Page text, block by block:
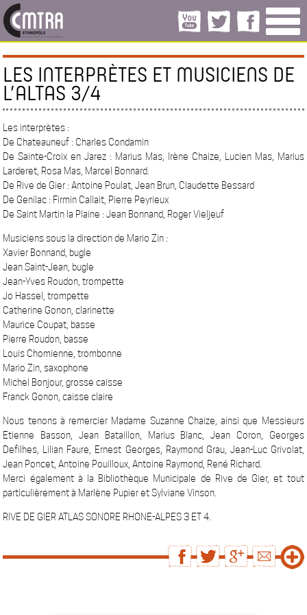
LES INTERPRÈTES ET MUSICIENS DE
L’ALTAS 3/4
Les interprètes :
De Chateauneuf : Charles Condamin
De Sainte-Croix en Jarez : Marius Mas, Irène Chaize, Lucien Mas, Marius
Larderet, Rosa Mas, Marcel Bonnard.
De Rive de Gier : Antoine Poulat, Jean Brun, Claudette Bessard
De Genilac : Firmin Callait, Pierre Peyrieux
De Saint Martin la Plaine : Jean Bonnand, Roger Vieljeuf
Musiciens sous la direction de Mario Zin :
Xavier Bonnand, bugle
Jean Saint-Jean, bugle
Jean-Yves Roudon, trompette
Jo Hassel, trompette
Catherine Gonon, clarinette
Maurice Coupat, basse
Pierre Roudon, basse
Louis Chomienne, trombonne
Mario Zin, saxophone
Michel Bonjour, grosse caisse
Franck Gonon, caisse claire
Nous tenons à remercier Madame Suzanne Chaize, ainsi que Messieurs
Etienne Basson, Jean Bataillon, Marius Blanc, Jean Coron, Georges
Defilhes, Lilian Faure, Ernest Georges, Raymond Grau, Jean-Luc Grivolat,
Jean Poncet, Antoine Pouilloux, Antoine Raymond, René Richard.
Merci également à la Bibliothèque Municipale de Rive de Gier, et tout
particulièrement à Marlène Pupier et Sylviane Vinson.
RIVE DE GIER ATLAS SONORE RHONE-ALPES 3 ET 4.